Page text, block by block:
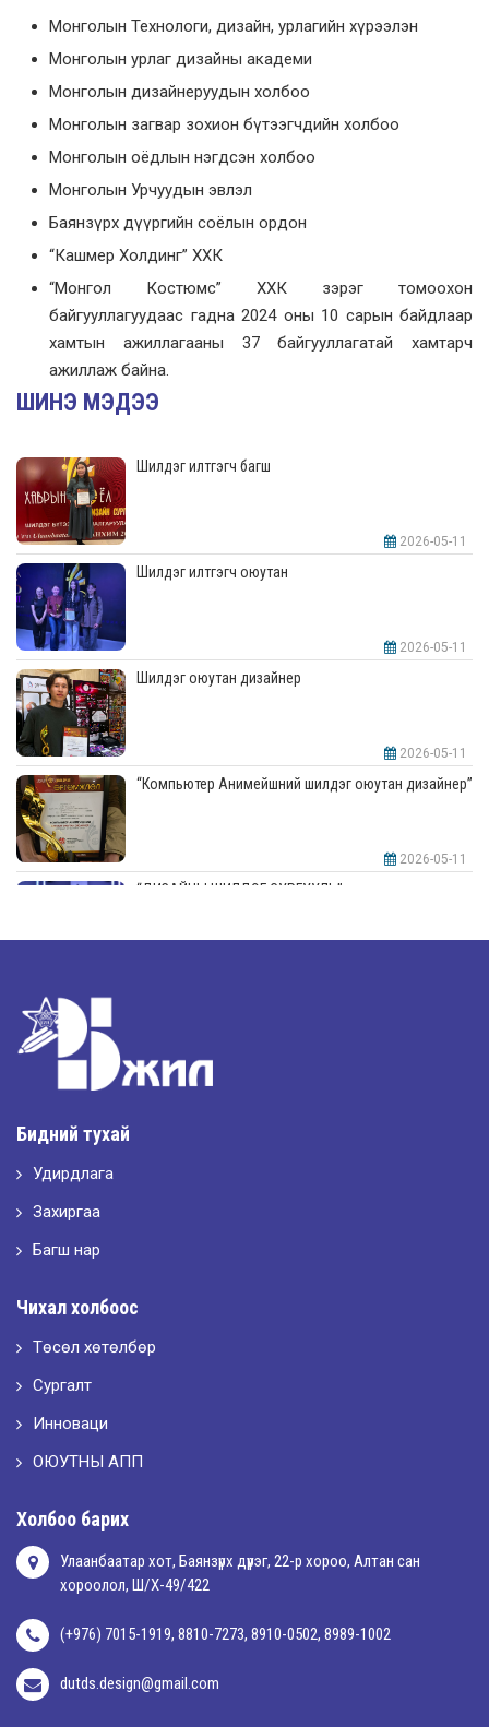
Монголын Технологи, дизайн, урлагийн хүрээлэн
Монголын урлаг дизайны академи
Монголын дизайнеруудын холбоо
Монголын загвар зохион бүтээгчдийн холбоо
Монголын оёдлын нэгдсэн холбоо
Монголын Урчуудын эвлэл
Баянзүрх дүүргийн соёлын ордон
“Кашмер Холдинг” ХХК
“Монгол Костюмс” ХХК зэрэг томоохон
байгууллагуудаас гадна 2024 оны 10 сарын байдлаар
хамтын ажиллагааны 37 байгууллагатай хамтарч
ажиллаж байна.
ШИНЭ МЭДЭЭ
Шилдэг илтгэгч багш
2026-05-11
Шилдэг илтгэгч оюутан
2026-05-11
Шилдэг оюутан дизайнер
2026-05-11
“Компьютер Анимейшний шилдэг оюутан дизайнер”
2026-05-11
“ДИЗАЙНЫ ШИЛДЭГ СУРГУУЛЬ”-аар шалгарлаа
“ХҮСЛЭН 2026” хувцас загварын улсын уралдаан,
Бидний тухай
Удирдлага
Захиргаа
Багш нар
Чихал холбоос
Төсөл хөтөлбөр
Сургалт
Инноваци
ОЮУТНЫ АПП
Холбоо барих
Улаанбаатар хот, Баянзүрх дүүрэг, 22-р хороо, Алтан сан
хороолол, Ш/Х-49/422
(+976) 7015-1919, 8810-7273, 8910-0502, 8989-1002
dutds.design@gmail.com